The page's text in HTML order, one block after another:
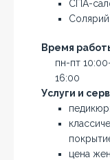
СПА-
Солярий
Время
пн-пт
16:00
Услуги и
цена